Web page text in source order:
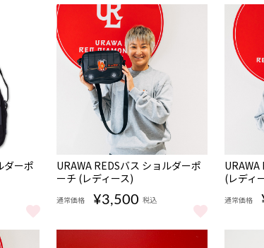
ダーポ
ダーポーチ (トップ) をもっと見る
完売
URAWA REDSバス ショルダーポ
ーチ (レディース)
通常価格 ¥3,500 税込
URAWA REDSバス ショルダーポーチ (レディ
URAWA
(レディ
通常価格